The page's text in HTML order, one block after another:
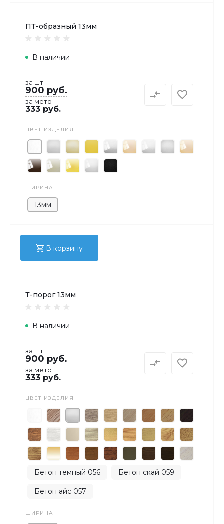
ПТ-образный 13мм
В наличии
за шт.
900 руб.
за метр
333 руб.
ЦВЕТ ИЗДЕЛИЯ
ШИРИНА
13мм
В корзину
Т-порог 13мм
В наличии
за шт.
900 руб.
за метр
333 руб.
ЦВЕТ ИЗДЕЛИЯ
Бетон темный 056 Бетон скай 059
Бетон айс 057
ШИРИНА